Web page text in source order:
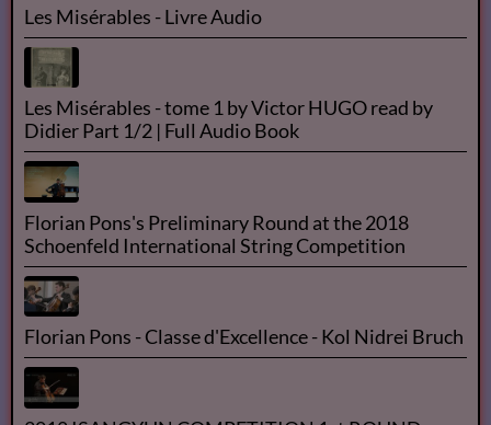
Les Misérables - Livre Audio
Les Misérables - tome 1 by Victor HUGO read by
Didier Part 1/2 | Full Audio Book
Florian Pons's Preliminary Round at the 2018
Schoenfeld International String Competition
Florian Pons - Classe d'Excellence - Kol Nidrei Bruch